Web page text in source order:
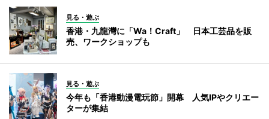
見る・遊ぶ
香港・九龍灣に「Wa！Craft」 日本工芸品を販
売、ワークショップも
見る・遊ぶ
今年も「香港動漫電玩節」開幕 人気IPやクリエー
ターが集結